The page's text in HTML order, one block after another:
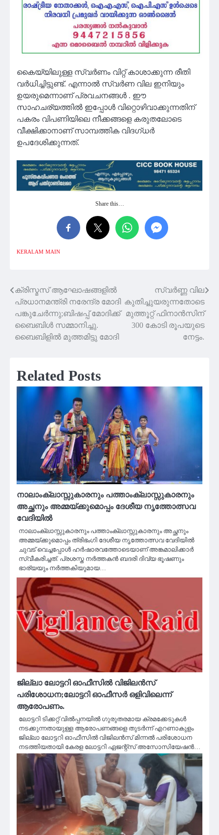
കൈയ്യിലുള്ള സ്വർണം വിറ്റ് കാശാക്കുന്ന രീതി
വർധിച്ചിട്ടുണ്ട്. എന്നാൽ സ്വർണ വില ഇനിയും
ഉയരുമെന്നാണ് പ്രവചനങ്ങൾ . ഈ
സാഹചര്യത്തിൽ ഇപ്പോൾ വിറ്റൊഴിവാക്കുന്നതിന്
പകരം വിപണിയിലെ നീക്കങ്ങളെ കരുതലോടെ
വീക്ഷിക്കാനാണ് സാമ്പത്തിക വിദഗ്ധർ
ഉപദേശിക്കുന്നത്.
Share this…
KERALAM MAIN
Post
navigation
ക്രിസ്മസ് ആഘോഷങ്ങളിൽ
പ്രധാനമന്ത്രി നരേന്ദ്ര മോദി
പങ്കുചേർന്നു;ബിഷപ്പ് മോദിക്ക്
ബൈബിൾ സമ്മാനിച്ചു.
ബൈബിളിൽ മുത്തമിട്ടു മോദി
സ്വർണ്ണ വില
കുതിച്ചുയരുന്നതോടെ
മുത്തൂറ്റ് ഫിനാൻസിന്
300 കോടി രൂപയുടെ
നേട്ടം.
Related Posts
നാലാംക്ലാസ്സുകാരനും പത്താംക്ലാസ്സുകാരനും
അച്ഛനും അമ്മയ്ക്കുമൊപ്പം ദേശീയ നൃത്തോത്സവ
വേദിയിൽ
നാലാംക്ലാസ്സുകാരനും പത്താംക്ലാസ്സുകാരനും അച്ഛനും
അമ്മയ്ക്കുമൊപ്പം ത്രിഭംഗി ദേശീയ നൃത്തോത്സവ വേദിയിൽ
ചുവട് വെച്ചപ്പോൾ ഹർഷാരവത്തോടെയാണ് അങ്കമാലിക്കാർ
സ്വീകരിച്ചത്. പ്രശസ്ത നർത്തകൻ ബദരി ദിവ്യ ഭൂഷണും
ഭാര്യയും നർത്തകിയുമായ…
ജില്ലാ ലോട്ടറി ഓഫീസിൽ വിജിലൻസ്
പരിശോധന;ലോട്ടറി ഓഫീസർ ഒളിവിലെന്ന്
ആരോപണം.
ലോട്ടറി ടിക്കറ്റ് വിൽപ്പനയിൽ ഗുരുതരമായ ക്രമക്കേടുകൾ
നടക്കുന്നതായുള്ള ആരോപണങ്ങളെ തുടർന്ന് എറണാകുളം
ജില്ലാ ലോട്ടറി ഓഫീസിൽ വിജിലൻസ് മിന്നൽ പരിശോധന
നടത്തിയതായി കേരള ലോട്ടറി ഏജന്റ്സ് അസോസിയേഷൻ…